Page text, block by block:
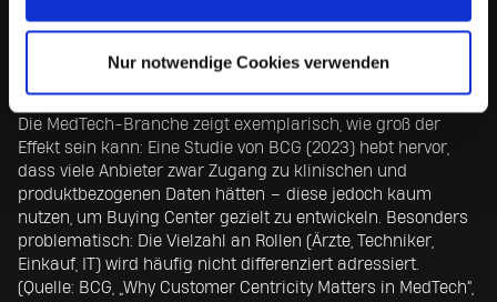
Nur notwendige Cookies verwenden
Organisationslogik – ein crossfunktionales Operating
Model (z. B. Revenue Operations) zur End-to-End-
Die MedTech-Branche zeigt exemplarisch, wie groß der
Effekt sein kann: Eine Studie von BCG (2023) hebt hervor,
dass viele Anbieter zwar Zugang zu klinischen und
produktbezogenen Daten hätten – diese jedoch kaum
nutzen, um Buying Center gezielt zu entwickeln. Besonders
problematisch: Die Vielzahl an Rollen (Ärzte, Techniker,
Einkauf, IT) wird häufig nicht differenziert adressiert.
(Quelle: BCG, „Why Customer Centricity Matters in MedTech“,